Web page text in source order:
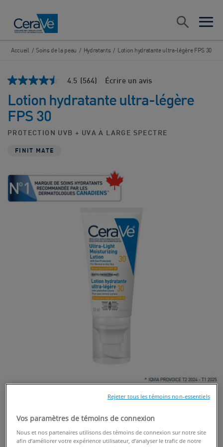
open
open
Recherche
Accueil / Soins de la peau / Hydratants / Lotion hydratante ultra-légère FPS 30
4.5
sur
5
valeur
de
moyenne.
Read
Lien
vers
la
même
4.5 (564) Écrire un avis
Lotion hydratante ultra-légère
FPS 30
PROTECTION UVB + UVA À LARGE SPECTRE
FINIT MATE
ACHETER EN LIGNE
Vos paramètres de témoins de connexion
Nous et nos partenaires utilisons des témoins de connexion sur notre site
afin d’améliorer votre expérience utilisateur, d’analyser le trafic de notre
Rejeter tous les témoins non-essentiels